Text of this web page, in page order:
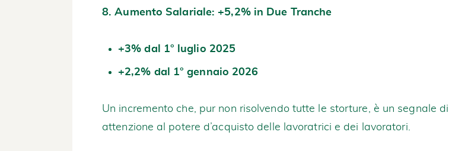
8. Aumento Salariale: +5,2% in Due Tranche
+3% dal 1° luglio 2025
+2,2% dal 1° gennaio 2026
Un incremento che, pur non risolvendo tutte le storture, è un segnale di
attenzione al potere d’acquisto delle lavoratrici e dei lavoratori.